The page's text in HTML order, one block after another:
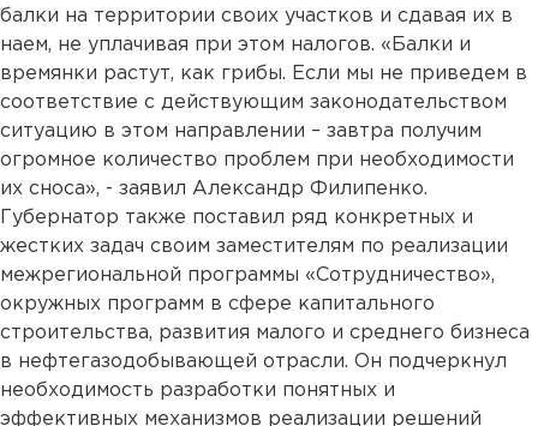
балки на территории своих участков и сдавая их в
наем, не уплачивая при этом налогов. «Балки и
времянки растут, как грибы. Если мы не приведем в
соответствие с действующим законодательством
ситуацию в этом направлении – завтра получим
огромное количество проблем при необходимости
их сноса», - заявил Александр Филипенко.
Губернатор также поставил ряд конкретных и
жестких задач своим заместителям по реализации
межрегиональной программы «Сотрудничество»,
окружных программ в сфере капитального
строительства, развития малого и среднего бизнеса
в нефтегазодобывающей отрасли. Он подчеркнул
необходимость разработки понятных и
эффективных механизмов реализации решений